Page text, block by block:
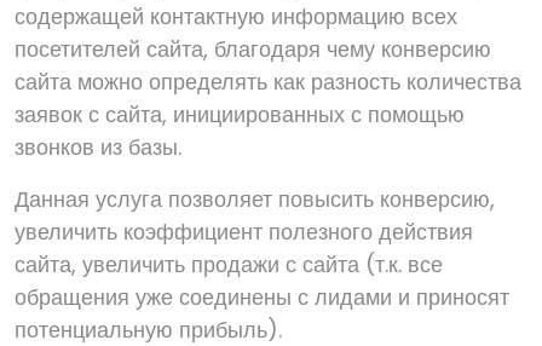
содержащей контактную информацию всех
посетителей сайта, благодаря чему конверсию
сайта можно определять как разность количества
заявок с сайта, инициированных с помощью
звонков из базы.
Данная услуга позволяет повысить конверсию,
увеличить коэффициент полезного действия
сайта, увеличить продажи с сайта (т.к. все
обращения уже соединены с лидами и приносят
потенциальную прибыль).